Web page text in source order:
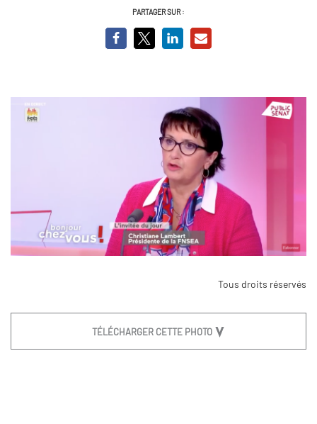
PARTAGER SUR :
Tous droits réservés
TÉLÉCHARGER CETTE PHOTO